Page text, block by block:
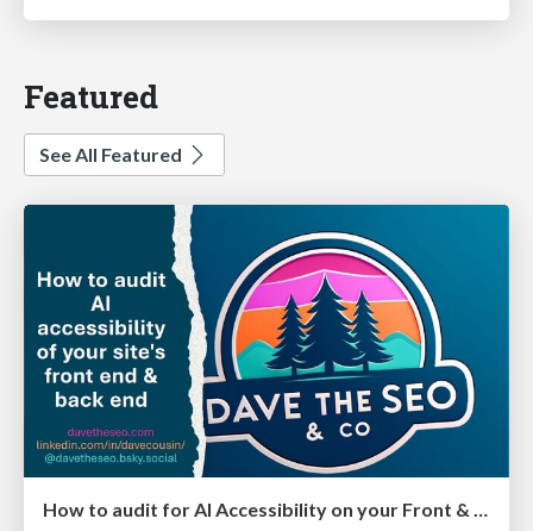
Featured
See All Featured
How to audit for AI Accessibility on your Front & Back End